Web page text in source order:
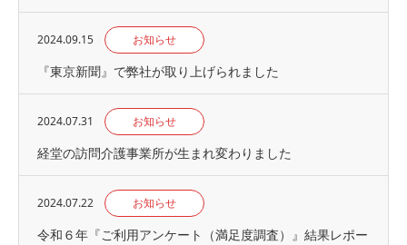
2024.09.15 お知らせ
『東京新聞』で弊社が取り上げられました
2024.07.31 お知らせ
経堂の訪問介護事業所が生まれ変わりました
2024.07.22 お知らせ
令和６年『ご利用アンケート（満足度調査）』結果レポー